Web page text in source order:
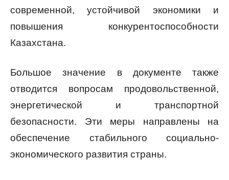
современной, устойчивой экономики и
повышения конкурентоспособности
Казахстана.
Большое значение в документе также
отводится вопросам продовольственной,
энергетической и транспортной
безопасности. Эти меры направлены на
обеспечение стабильного социально-
экономического развития страны.